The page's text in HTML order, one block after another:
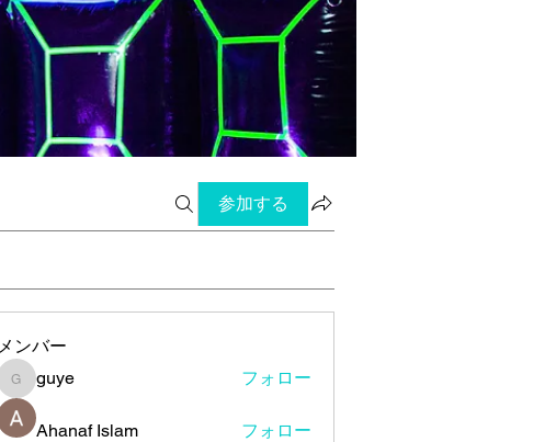
参加する
メンバー
guye
guye フォロー
Ahanaf Islam フォロー